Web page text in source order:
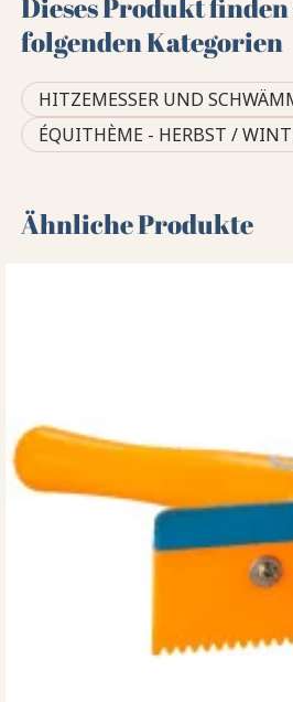
Dieses Produkt finden
folgenden Kategorien
HITZEMESSER UND
ÉQUITHÈME - HERBST /
Ähnliche Produkte